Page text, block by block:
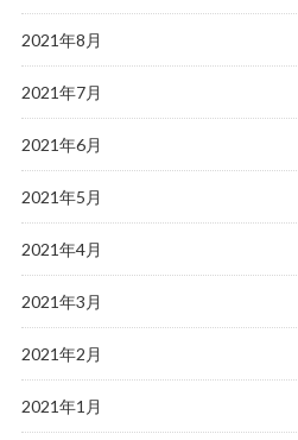
2021年8月
2021年7月
2021年6月
2021年5月
2021年4月
2021年3月
2021年2月
2021年1月